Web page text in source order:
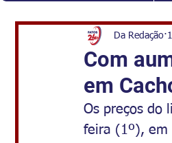
Com
em
Da Redação
Os preços do
feira (1º), em